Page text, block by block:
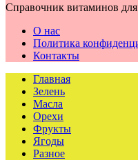
Справочник витаминов для
О нас
Политика
Контакты
Главная
Зелень
Масла
Орехи
Фрукты
Ягоды
Разное